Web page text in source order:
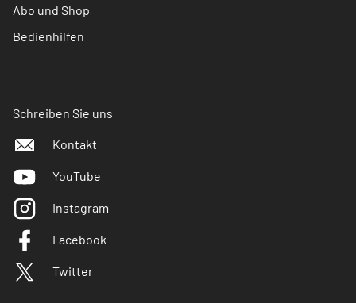
Abo und Shop
Bedienhilfen
Schreiben Sie uns
Kontakt
YouTube
Instagram
Facebook
Twitter